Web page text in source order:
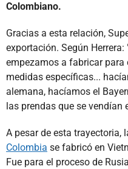
Colombiano.
Gracias a esta relación,
exportación. Según
empezamos a fabricar para
medidas específicas...
alemana, hacíamos el
las prendas que se vendían
A pesar de esta trayectoria,
Colombia se fabricó en
Fue para el proceso de